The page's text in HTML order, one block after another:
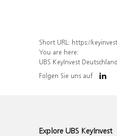
Short URL: https://keyinvest-de.ubs.com/
You are here:
UBS KeyInvest Deutschland
Folgen Sie uns auf
Explore UBS KeyInvest